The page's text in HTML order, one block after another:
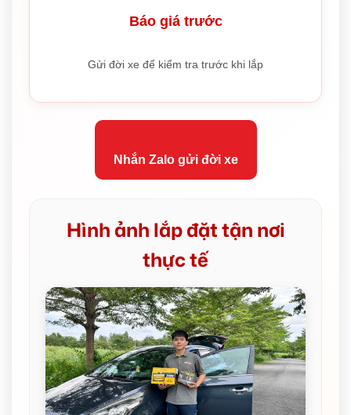
Báo giá trước
Gửi đời xe để kiểm tra trước khi lắp
Nhắn Zalo gửi đời xe
Hình ảnh lắp đặt tận nơi
thực tế